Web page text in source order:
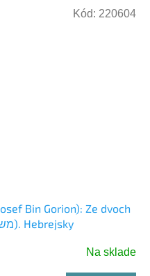
Bin Gorion): Ze dvoch
svetov (משני עולמות). Hebrejsky
Na sklade
Kód: 220604